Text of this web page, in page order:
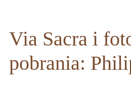
Via Sacra i
pobrania: